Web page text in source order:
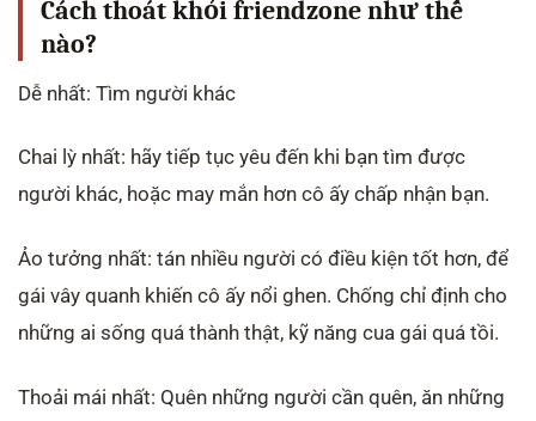
Cách thoát khỏi friendzone như thế
nào?
Dễ nhất: Tìm người khác
Chai lỳ nhất: hãy tiếp tục yêu đến khi bạn tìm được
người khác, hoặc may mắn hơn cô ấy chấp nhận bạn.
Ảo tưởng nhất: tán nhiều người có điều kiện tốt hơn, để
gái vây quanh khiến cô ấy nổi ghen. Chống chỉ định cho
những ai sống quá thành thật, kỹ năng cua gái quá tồi.
Thoải mái nhất: Quên những người cần quên, ăn những